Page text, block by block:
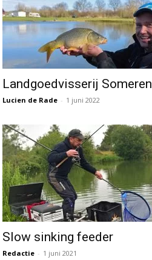
Landgoedvisserij Someren
Lucien de Rade - 1 juni 2022
Slow sinking feeder
Redactie - 1 juni 2021